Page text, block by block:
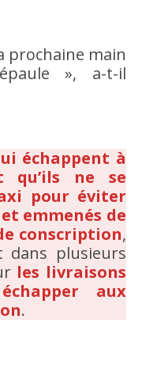
prochaine main
», a-t-il
échappent à
qu’ils ne se
pour éviter
emmenés de
conscription,
dans plusieurs
les livraisons
aux
.